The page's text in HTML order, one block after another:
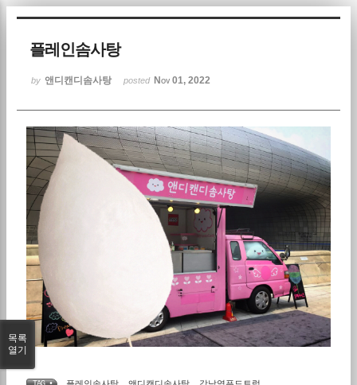
플레인솜사탕
by 앤디캔디솜사탕 posted Nov 01, 2022
목록
열기
Sketchbook5, 스케치북5
Sketchbook5, 스케치북5